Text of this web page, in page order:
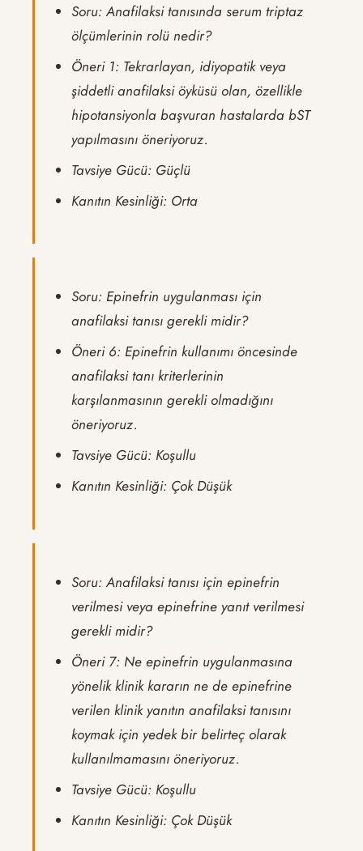
Soru: Anafilaksi tanısında serum triptaz
ölçümlerinin rolü nedir?
Öneri 1: Tekrarlayan, idiyopatik veya
şiddetli anafilaksi öyküsü olan, özellikle
hipotansiyonla başvuran hastalarda bST
yapılmasını öneriyoruz.
Tavsiye Gücü: Güçlü
Kanıtın Kesinliği: Orta
Soru: Epinefrin uygulanması için
anafilaksi tanısı gerekli midir?
Öneri 6: Epinefrin kullanımı öncesinde
anafilaksi tanı kriterlerinin
karşılanmasının gerekli olmadığını
öneriyoruz.
Tavsiye Gücü: Koşullu
Kanıtın Kesinliği: Çok Düşük
Soru: Anafilaksi tanısı için epinefrin
verilmesi veya epinefrine yanıt verilmesi
gerekli midir?
Öneri 7: Ne epinefrin uygulanmasına
yönelik klinik kararın ne de epinefrine
verilen klinik yanıtın anafilaksi tanısını
koymak için yedek bir belirteç olarak
kullanılmamasını öneriyoruz.
Tavsiye Gücü: Koşullu
Kanıtın Kesinliği: Çok Düşük